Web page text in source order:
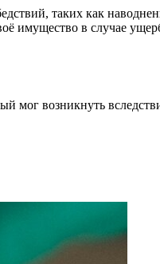
таких как
имущество в случае
мог возникнуть